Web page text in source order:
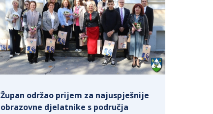
Župan održao prijem za najuspješnije
obrazovne djelatnike s područja